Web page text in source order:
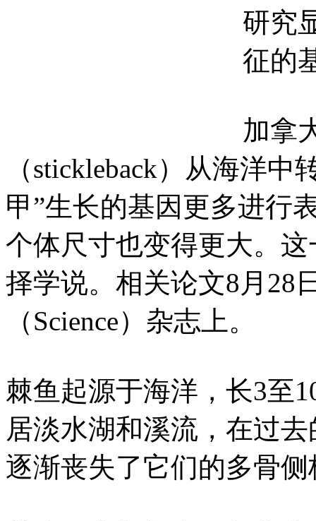
研究
征的
加拿
（stickleback）从海洋
甲”生长的基因更多进行
个体尺寸也变得更大。
择学说。相关论文8月28
（Science）杂志上。
棘鱼起源于海洋，长3至
居淡水湖和溪流，在过
逐渐丧失了它们的多骨